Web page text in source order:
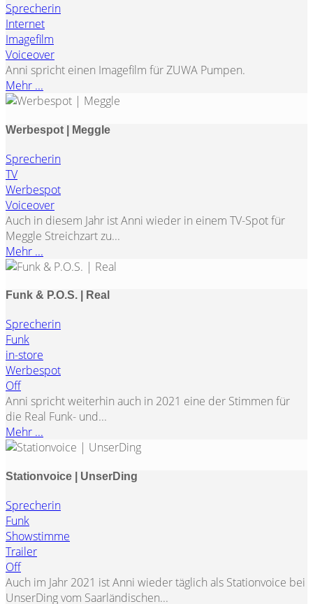
Sprecherin
Internet
Imagefilm
Voiceover
Anni spricht einen Imagefilm für ZUWA Pumpen.
Mehr ...
Werbespot | Meggle
Sprecherin
TV
Werbespot
Voiceover
Auch in diesem Jahr ist Anni wieder in einem TV-Spot für
Meggle Streichzart zu...
Mehr ...
Funk & P.O.S. | Real
Sprecherin
Funk
in-store
Werbespot
Off
Anni spricht weiterhin auch in 2021 eine der Stimmen für
die Real Funk- und...
Mehr ...
Stationvoice | UnserDing
Sprecherin
Funk
Showstimme
Trailer
Off
Auch im Jahr 2021 ist Anni wieder täglich als Stationvoice bei
UnserDing vom Saarländischen...